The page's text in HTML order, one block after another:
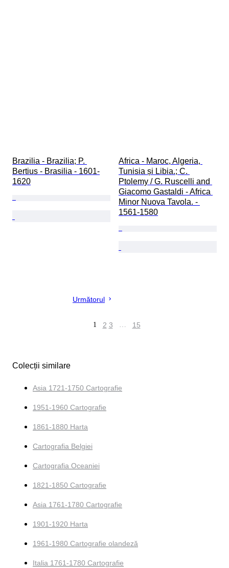
Brazilia - Brazilia; P.
Bertius - Brasilia - 1601-
1620
Africa - Maroc, Algeria,
Tunisia și Libia.; C.
Ptolemy / G. Ruscelli and
Giacomo Gastaldi - Africa
Minor Nuova Tavola. -
1561-1580
Următorul
1 2 3 … 15
Colecții similare
Asia 1721-1750 Cartografie
1951-1960 Cartografie
1861-1880 Harta
Cartografia Belgiei
Cartografia Oceaniei
1821-1850 Cartografie
Asia 1761-1780 Cartografie
1901-1920 Harta
1961-1980 Cartografie olandeză
Italia 1761-1780 Cartografie